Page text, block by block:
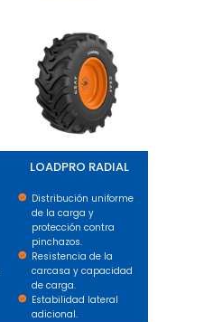
LOADPRO RADIAL
Distribución uniforme
de la carga y
protección contra
pinchazos.
Resistencia de la
carcasa y capacidad
de carga.
Estabilidad lateral
adicional.